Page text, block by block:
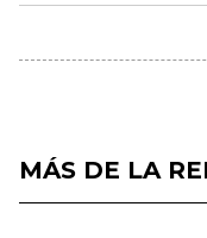
MÁS DE LA